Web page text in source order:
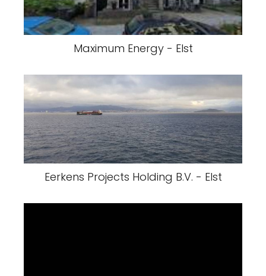
Maximum Energy - Elst
Eerkens Projects Holding B.V. - Elst